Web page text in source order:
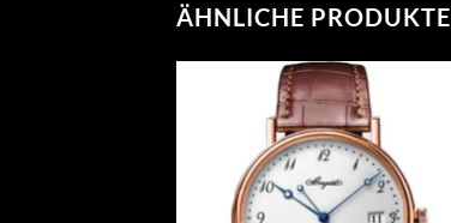
ÄHNLICHE PRODUKTE